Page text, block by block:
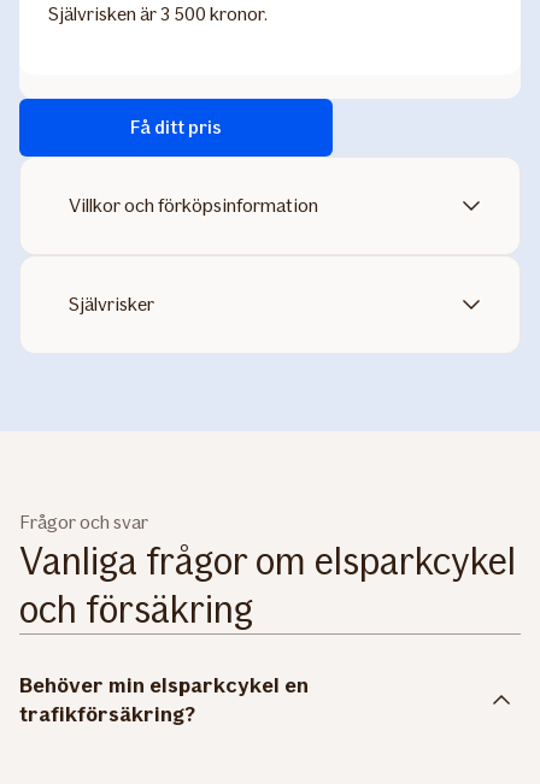
Självrisken är 3 500 kronor.
Få ditt pris
Villkor och förköpsinformation
Självrisker
Frågor och svar
Vanliga frågor om elsparkcykel
och försäkring
Behöver min elsparkcykel en
trafikförsäkring?